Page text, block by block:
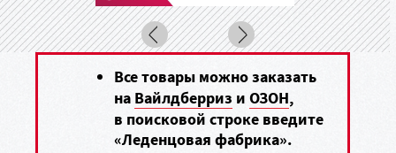
Все товары можно заказать
на Вайлдберриз иОЗОН,
в поисковой строке введите
«Леденцовая фабрика».